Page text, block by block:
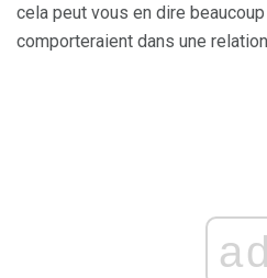
cela peut vous en dire
comporteraient dans une
ad